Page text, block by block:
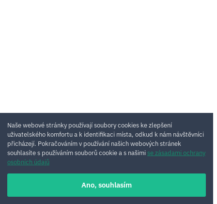
Naše webové stránky používají soubory cookies ke zlepšení
uživatelského komfortu a k identifikaci místa, odkud k nám návštěvníci
přicházejí. Pokračováním v používání našich webových stránek
souhlasíte s používáním souborů cookie a s našimi se zásadami ochrany
osobních údajů
Ano, souhlasím